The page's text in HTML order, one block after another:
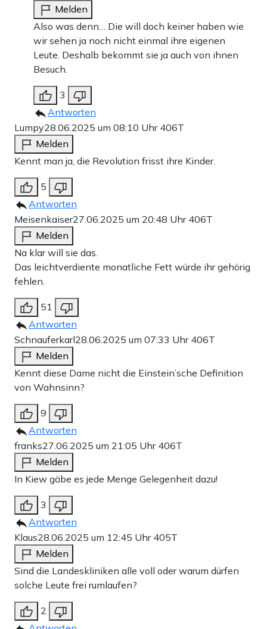
Melden
Also was denn… Die will doch keiner haben wie
wir sehen ja noch nicht einmal ihre eigenen
Leute. Deshalb bekommt sie ja auch von ihnen
Besuch.
3
Antworten
Lumpy28.06.2025 um 08:10 Uhr 406T
Melden
Kennt man ja, die Revolution frisst ihre Kinder.
5
Antworten
Meisenkaiser27.06.2025 um 20:48 Uhr 406T
Melden
Na klar will sie das.
Das leichtverdiente monatliche Fett würde ihr gehörig
fehlen.
51
Antworten
Schnauferkarl28.06.2025 um 07:33 Uhr 406T
Melden
Kennt diese Dame nicht die Einstein’sche Definition
von Wahnsinn?
9
Antworten
franks27.06.2025 um 21:05 Uhr 406T
Melden
In Kiew gäbe es jede Menge Gelegenheit dazu!
3
Antworten
Klaus28.06.2025 um 12:45 Uhr 405T
Melden
Sind die Landeskliniken alle voll oder warum dürfen
solche Leute frei rumlaufen?
2